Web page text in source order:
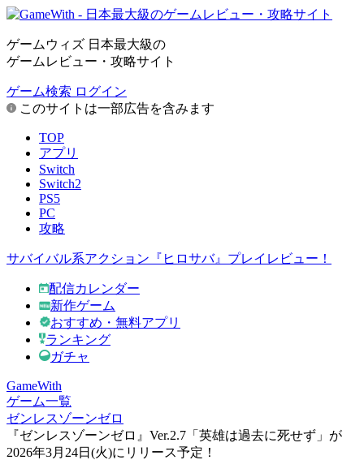
ゲームウィズ 日本最大級の
ゲームレビュー・攻略サイト
ゲーム検索 ログイン
このサイトは一部広告を含みます
TOP
アプリ
Switch
Switch2
PS5
PC
攻略
サバイバル系アクション『ヒロサバ』プレイレビュー！
配信カレンダー
新作ゲーム
おすすめ・無料アプリ
ランキング
ガチャ
GameWith
ゲーム一覧
ゼンレスゾーンゼロ
『ゼンレスゾーンゼロ』Ver.2.7「英雄は過去に死せず」が
2026年3月24日(火)にリリース予定！